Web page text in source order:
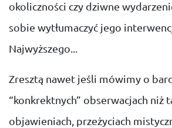
okoliczności czy dziwne
sobie wytłumaczyć jego
Najwyższego...
Zresztą nawet jeśli mówimy o
“konkrektnych” obserwacjach niż
objawieniach, przeżyciach